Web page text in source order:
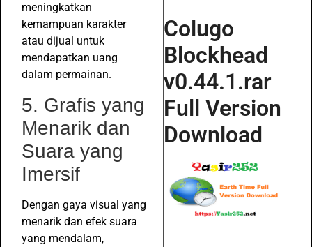
meningkatkan
kemampuan karakter
atau dijual untuk
mendapatkan uang
dalam permainan.
5. Grafis yang
Menarik dan
Suara yang
Imersif
Dengan gaya visual yang
menarik dan efek suara
yang mendalam,
Colugo
Blockhead
v0.44.1.rar
Full Version
Download